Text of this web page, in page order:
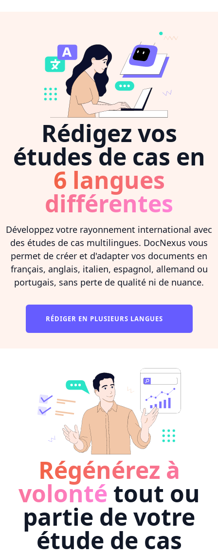
Rédigez vos
études de cas en
6 langues
différentes
Développez votre rayonnement international avec
des études de cas multilingues. DocNexus vous
permet de créer et d'adapter vos documents en
français, anglais, italien, espagnol, allemand ou
portugais, sans perte de qualité ni de nuance.
RÉDIGER EN PLUSIEURS LANGUES
Régénérez à
volonté tout ou
partie de votre
étude de cas